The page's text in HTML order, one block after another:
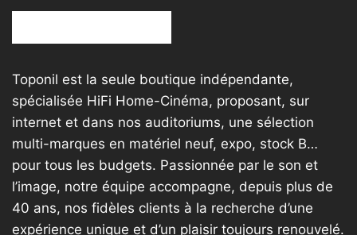
Toponil est la seule boutique indépendante,
spécialisée HiFi Home-Cinéma, proposant, sur
internet et dans nos auditoriums, une sélection
multi-marques en matériel neuf, expo, stock B…
pour tous les budgets. Passionnée par le son et
l’image, notre équipe accompagne, depuis plus de
40 ans, nos fidèles clients à la recherche d’une
expérience unique et d’un plaisir toujours renouvelé.